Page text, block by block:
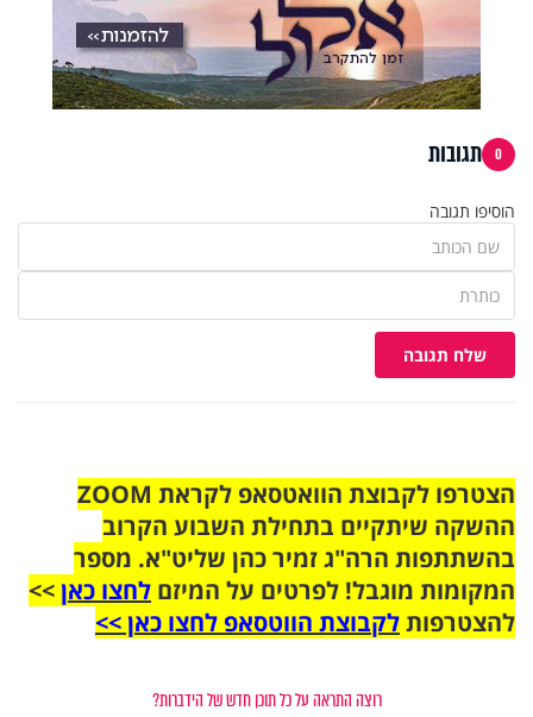
0 תגובות
הוסיפו תגובה
שלח תגובה
הצטרפו לקבוצת הוואטסאפ לקראת ZOOM
ההשקה שיתקיים בתחילת השבוע הקרוב
בהשתתפות הרה"ג זמיר כהן שליט"א. מספר
המקומות מוגבל! לפרטים על המיזם לחצו כאן>>
להצטרפותלקבוצת הווטסאפ לחצו כאן >>
רוצה התראה על כל תוכן חדש של הידברות?